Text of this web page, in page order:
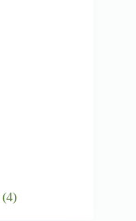
(4)